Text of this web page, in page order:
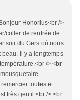
Honorius<br />
coller de rentrée de
soir du Gers où nous
Il y a longtemps
/> <br
toutes et
très gentil.<br /> <br